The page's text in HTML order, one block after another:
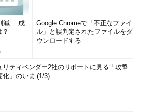
削減 成
Google Chromeで「不正なファイ
ル」と誤判定されたファイルをダ
ウンロードする
リティベンダー2社のリポートに見る「攻撃
化」のいま (1/3)